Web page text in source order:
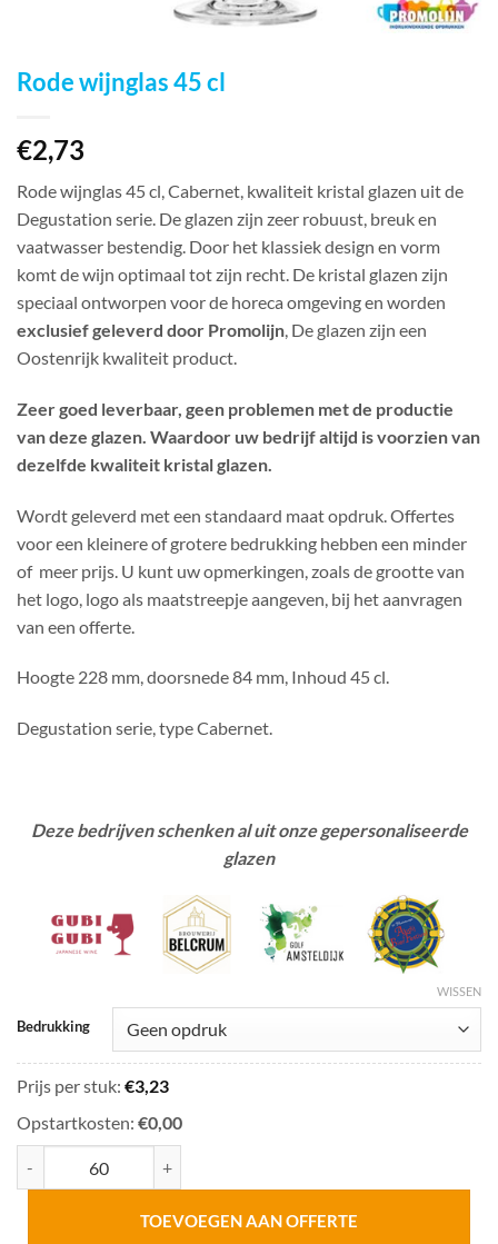
Rode wijnglas 45 cl
€2,73
Rode wijnglas 45 cl, Cabernet, kwaliteit kristal glazen uit de
Degustation serie. De glazen zijn zeer robuust, breuk en
vaatwasser bestendig. Door het klassiek design en vorm
komt de wijn optimaal tot zijn recht. De kristal glazen zijn
speciaal ontworpen voor de horeca omgeving en worden
exclusief geleverd door Promolijn, De glazen zijn een
Oostenrijk kwaliteit product.
Zeer goed leverbaar, geen problemen met de productie
van deze glazen. Waardoor uw bedrijf altijd is voorzien van
dezelfde kwaliteit kristal glazen.
Wordt geleverd met een standaard maat opdruk. Offertes
voor een kleinere of grotere bedrukking hebben een minder
of meer prijs. U kunt uw opmerkingen, zoals de grootte van
het logo, logo als maatstreepje aangeven, bij het aanvragen
van een offerte.
Hoogte 228 mm, doorsnede 84 mm, Inhoud 45 cl.
Degustation serie, type Cabernet.
Deze bedrijven schenken al uit onze gepersonaliseerde
glazen
Bedrukking
WISSEN
Prijs per stuk: €3,23
Opstartkosten: €0,00
TOEVOEGEN AAN OFFERTE